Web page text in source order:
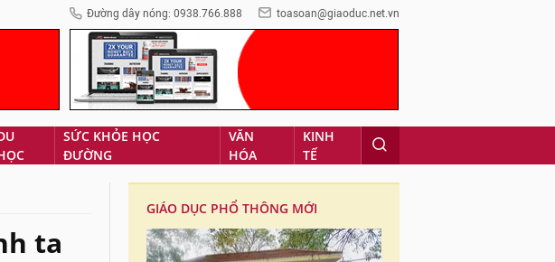
Đường dây nóng: 0938.766.888 toasoan@giaoduc.net.vn
SỨC KHỎE HỌC
ĐƯỜNG
VĂN
HÓA
KINH
TẾ
ta
GIÁO DỤC PHỔ THÔNG MỚI